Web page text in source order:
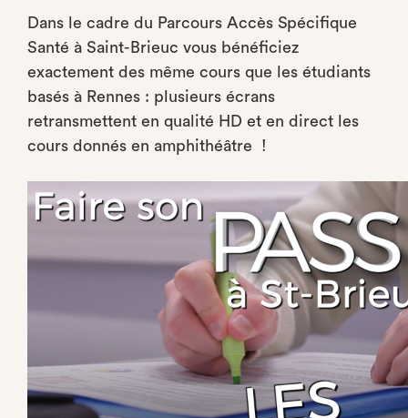
Dans le cadre du Parcours Accès Spécifique
Santé à Saint-Brieuc vous bénéficiez
exactement des même cours que les étudiants
basés à Rennes : plusieurs écrans
retransmettent en qualité HD et en direct les
cours donnés en amphithéâtre !